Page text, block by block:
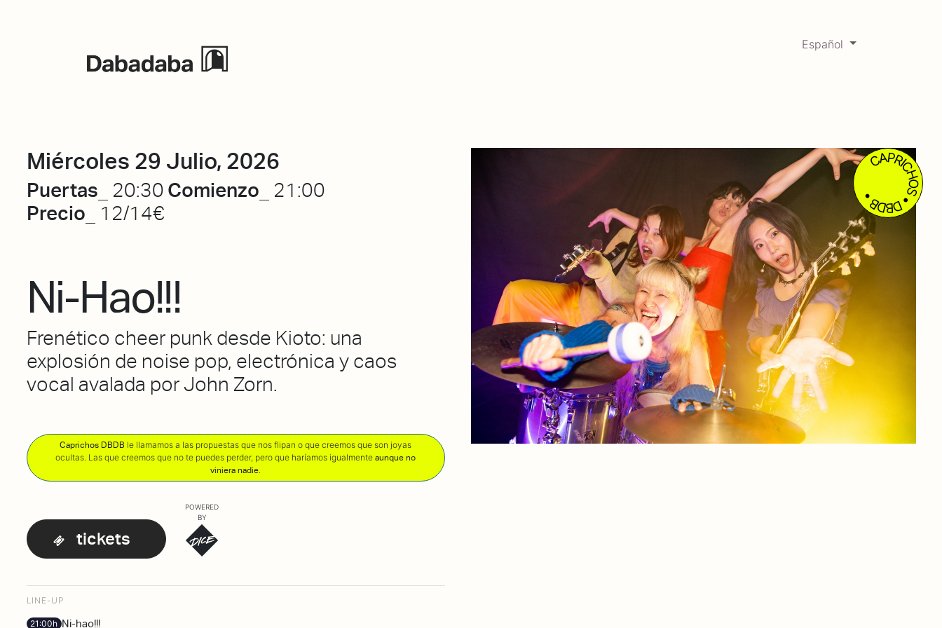
Español
CAPRICHOS • DBDB •
Miércoles 29 Julio, 2026
Puertas_ 20:30 Comienzo_ 21:00
Precio_ 12/14€
Ni-Hao!!!
Frenético cheer punk desde Kioto: una
explosión de noise pop, electrónica y caos
vocal avalada por John Zorn.
Caprichos DBDB le llamamos a las propuestas que nos flipan o que creemos que son joyas
ocultas. Las que creemos que no te puedes perder, pero que haríamos igualmente aunque no
viniera nadie.
tickets
POWERED
BY
LINE-UP
21:00h Ni-hao!!!